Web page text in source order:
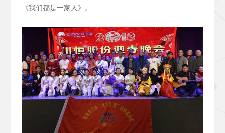
《我们都是一家人》。